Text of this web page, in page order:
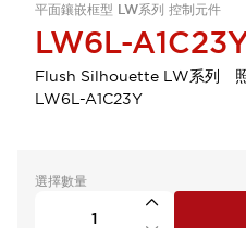
平面鑲嵌框型 LW系列 控制元件
LW6L-
Flush Silhouette LW系列
LW6L-A1C23Y
選擇數量